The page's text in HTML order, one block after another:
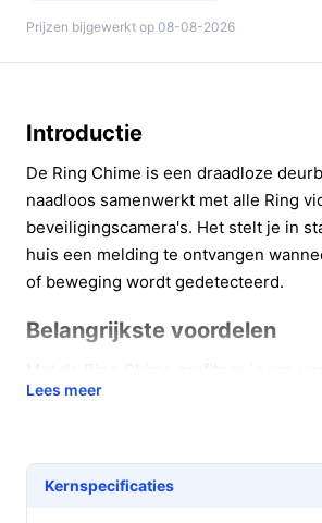
Prijzen bijgewerkt op 08-08-2026
Introductie
De Ring Chime is een draadloze
naadloos samenwerkt met alle Ring
beveiligingscamera's. Het stelt je in
huis een melding te ontvangen
of beweging wordt gedetecteerd.
Belangrijkste voordelen
praktische voordelen die bijdragen
Directe meldingen: Ontvang een
huis zodra iemand op de deurbel
Lees meer
Kernspecificaties